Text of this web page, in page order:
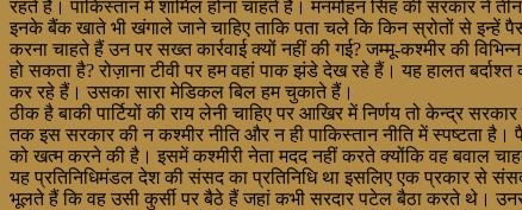
रहते हैं। पाकिस्तान में शामिल होना चाहते हैं। मनमोहन सिंह की सरकार ने
इनके बैंक खाते भी खंगाले जाने चाहिए ताकि पता चले कि किन स्रोतों से इन्हें
करना चाहते हैं उन पर सख्त कार्रवाई क्यों नहीं की गई? जम्मू-कश्मीर की
हो सकता है? रोज़ाना टीवी पर हम वहां पाक झंडे देख रहे हैं। यह हालत
कर रहे हैं। उसका सारा मेडिकल बिल हम चुकाते हैं।
ठीक है बाकी पार्टियों की राय लेनी चाहिए पर आखिर में निर्णय तो केन्द्र
तक इस सरकार की न कश्मीर नीति और न ही पाकिस्तान नीति में स्पष्टता
को खत्म करने की है। इसमें कश्मीरी नेता मदद नहीं करते क्योंकि वह बवाल
यह प्रतिनिधिमंडल देश की संसद का प्रतिनिधि था इसलिए एक प्रकार से
भूलते हैं कि वह उसी कुर्सी पर बैठे हैं जहां कभी सरदार पटेल बैठा करते थे। उनसे